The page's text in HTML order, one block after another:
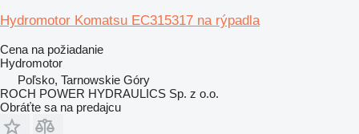
Hydromotor Komatsu EC315317 na rýpadla
Cena na požiadanie
Hydromotor
Poľsko, Tarnowskie Góry
ROCH POWER HYDRAULICS Sp. z o.o.
Obráťte sa na predajcu